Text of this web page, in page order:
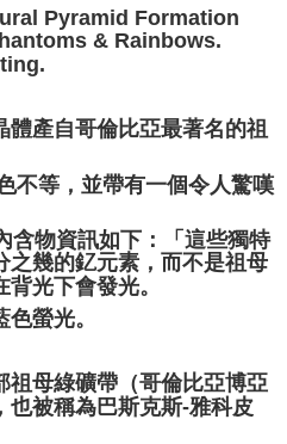
Pyramid Formation
& Rainbows.
體產自哥倫比亞最著名的祖
不等，並帶有一個令人驚嘆
含物資訊如下：「這些獨特
之幾的釔元素，而不是祖母
光下會發光。
螢光。
祖母綠礦帶（哥倫比亞博亞
也被稱為巴斯克斯-雅科皮